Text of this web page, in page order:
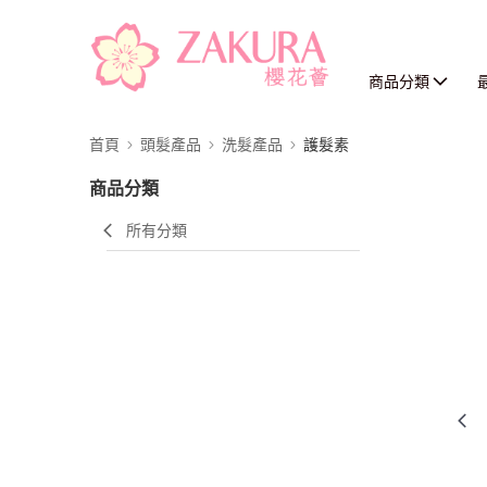
商品分類
首頁 頭髮產品 洗髮產品 護髮素
商品分類
所有分類